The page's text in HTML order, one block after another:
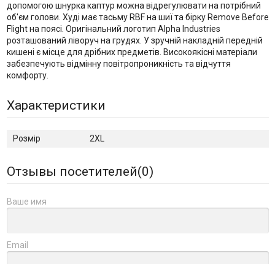
допомогою шнурка каптур можна відрегулювати на потрібний
об'єм голови. Худі має тасьму RBF на шиї та бірку Remove Before
Flight на поясі. Оригінальний логотип Alpha Industries
розташований ліворуч на грудях. У зручній накладній передній
кишені є місце для дрібних предметів. Високоякісні матеріали
забезпечують відмінну повітропроникність та відчуття
комфорту.
Характеристики
Розмір 2XL
Отзывы посетителей(0)
Ваше имя
Email